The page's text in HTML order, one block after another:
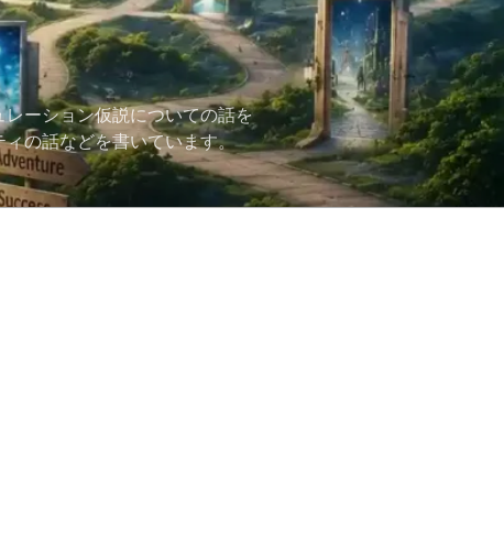
ーション仮説についての話を
の話などを書いています。